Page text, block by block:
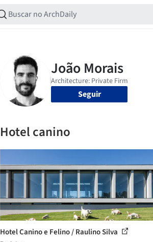
Seguir
Hotel canino
Hotel Canino e Felino / Raulino Silva